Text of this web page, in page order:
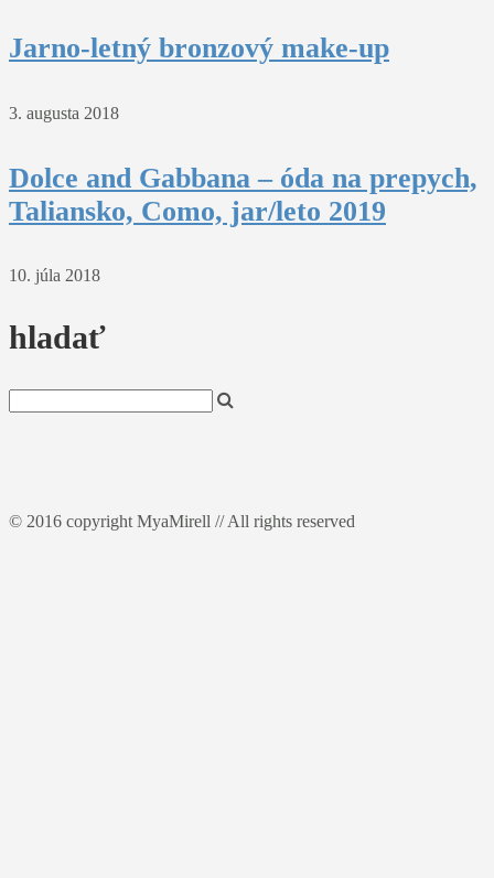
Jarno-letný bronzový make-up
3. augusta 2018
Dolce and Gabbana – óda na prepych,
Taliansko, Como, jar/leto 2019
10. júla 2018
hladať
© 2016 copyright MyaMirell // All rights reserved